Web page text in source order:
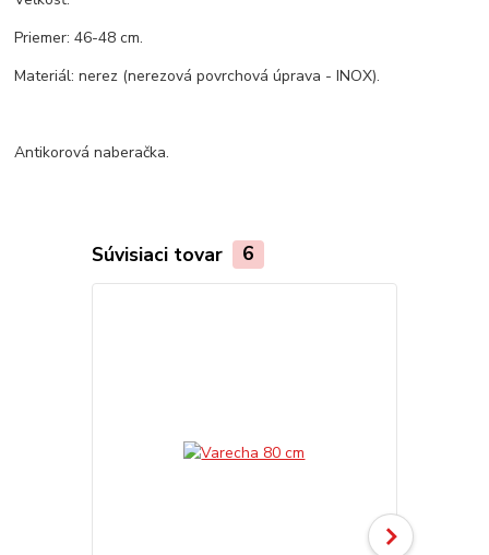
Priemer: 46-48 cm.
Materiál: nerez (nerezová povrchová úprava - INOX).
Antikorová naberačka.
Súvisiaci tovar 6